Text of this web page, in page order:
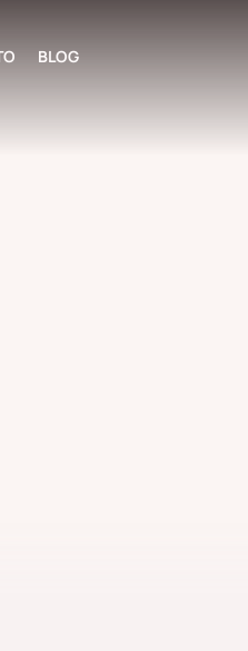
BLOG